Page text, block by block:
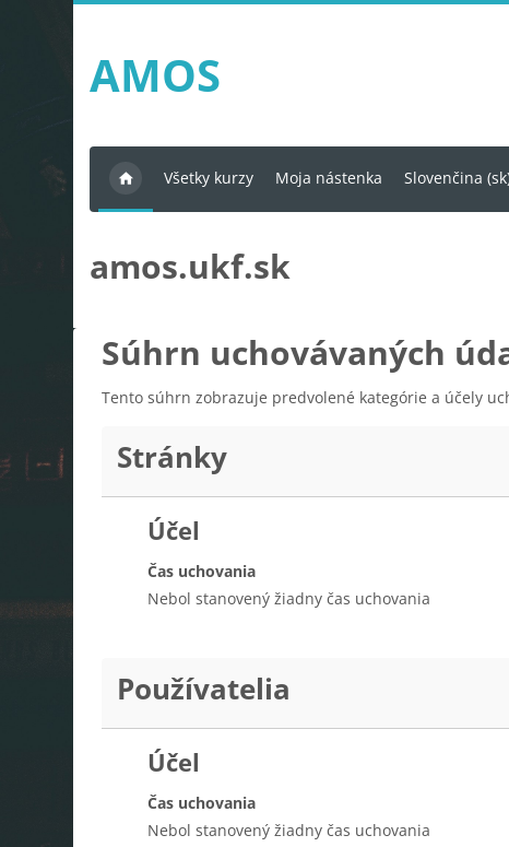
AMOS
Všetky kurzy Moja nástenka Slovenčina
amos.ukf.sk
Súhrn uchovávaných
Tento súhrn zobrazuje predvolené kategórie a účely
Stránky
Účel
Čas uchovania
Nebol stanovený žiadny čas uchovania
Používatelia
Účel
Čas uchovania
Nebol stanovený žiadny čas uchovania